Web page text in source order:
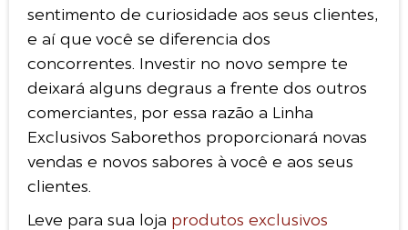
sentimento de curiosidade aos seus clientes,
e aí que você se diferencia dos
concorrentes. Investir no novo sempre te
deixará alguns degraus a frente dos outros
comerciantes, por essa razão a Linha
Exclusivos Saborethos proporcionará novas
vendas e novos sabores à você e aos seus
clientes.
Leve para sua loja produtos exclusivos